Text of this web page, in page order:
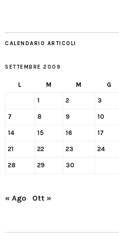
CALENDARIO ARTICOLI
SETTEMBRE 2009
L M M G
1 2 3
7 8 9 10
14 15 16 17
21 22 23 24
28 29 30
« Ago Ott »